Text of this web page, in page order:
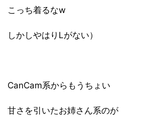
こっち着るなw
しかしやはりLがない）
CanCam系からもうちょい
甘さを引いたお姉さん系のが